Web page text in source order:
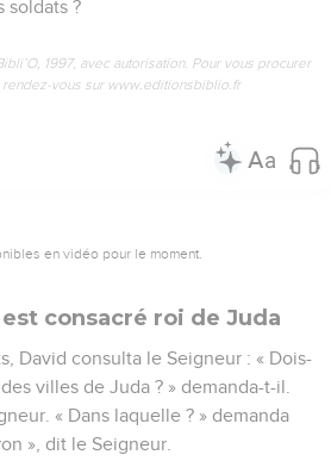
soldats ?
1997, avec autorisation. Pour vous procurer
vous sur www.editionsbiblio.fr
en vidéo pour le moment.
consacré roi de Juda
David consulta le Seigneur : « Dois-
villes de Juda ? » demanda-t-il.
« Dans laquelle ? » demanda
», dit le Seigneur.